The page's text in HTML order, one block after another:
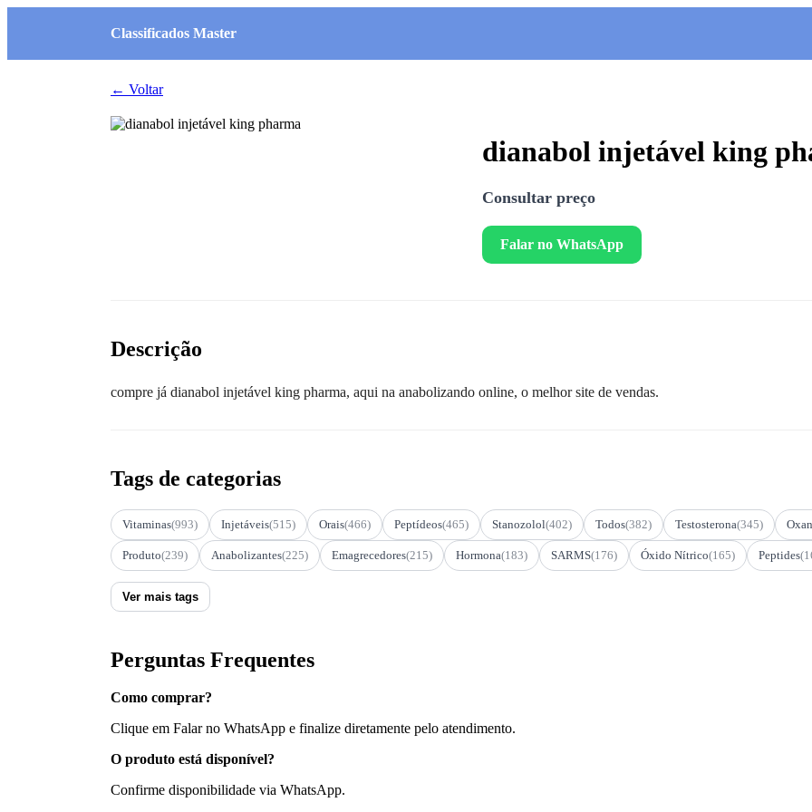
Classificados Master
← Voltar
dianabol injetável king
Consultar preço
Falar no WhatsApp
Descrição
compre já dianabol injetável king pharma, aqui na anabolizando online, o melhor site de vendas.
Tags de categorias
Vitaminas(993) Injetáveis(515) Orais(466) Peptídeos(465) Stanozolol(402) Todos(382) Testosterona(345)
Produto(239) Anabolizantes(225) Emagrecedores(215) Hormona(183) SARMS(176) Óxido Nítrico(165) Peptides
Ver mais tags
Perguntas Frequentes
Como comprar?
Clique em Falar no WhatsApp e finalize diretamente pelo atendimento.
O produto está disponível?
Confirme disponibilidade via WhatsApp.